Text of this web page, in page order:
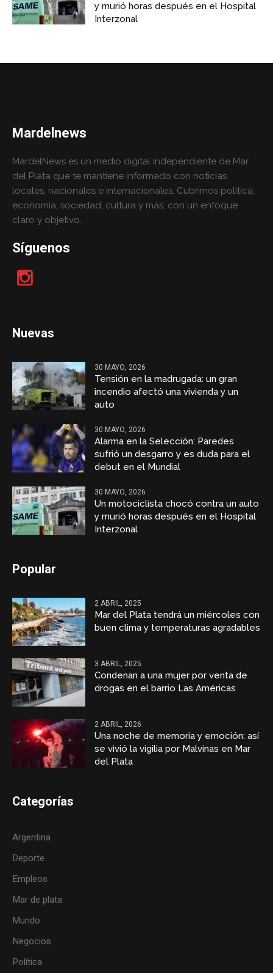
y murió horas después en el Hospital
Interzonal
Mardelnews
MardelNews es un medio digital independiente de Mar
del Plata que te mantiene informado con noticias
locales, nacionales e internacionales. Cubrimos política,
economía, sociedad, cultura y más, con un enfoque
claro y objetivo.
Síguenos
Nuevas
30 MAYO, 2026
Tensión en la madrugada: un gran
incendio afectó una vivienda y un
auto
30 MAYO, 2026
Alarma en la Selección: Paredes
sufrió un desgarro y es duda para el
debut en el Mundial
30 MAYO, 2026
Un motociclista chocó contra un auto
y murió horas después en el Hospital
Interzonal
Popular
2 ABRIL, 2025
Mar del Plata tendrá un miércoles con
buen clima y temperaturas agradables
3 ABRIL, 2025
Condenan a una mujer por venta de
drogas en el barrio Las Américas
2 ABRIL, 2026
Una noche de memoria y emoción: así
se vivió la vigilia por Malvinas en Mar
del Plata
Categorías
Argentina
Deporte
Empleos
Mar de plata
Mundo
Negocios
Política